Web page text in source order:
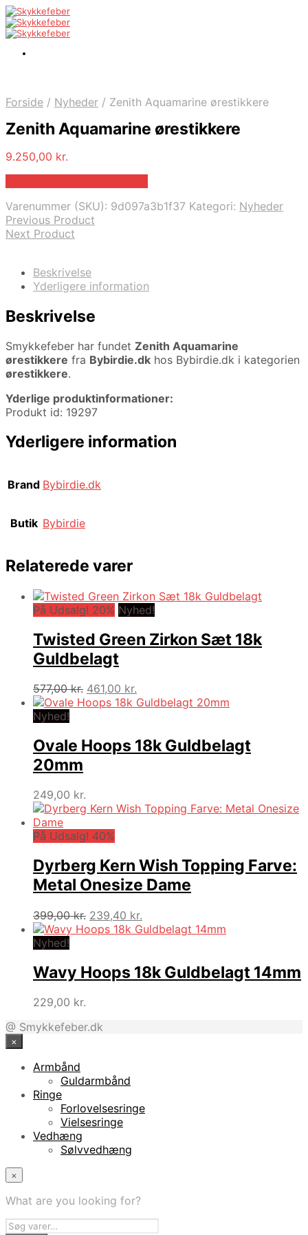
Forside / Nyheder / Zenith Aquamarine ørestikkere
Zenith Aquamarine ørestikkere
9.250,00 kr.
Varenummer (SKU): 9d097a3b1f37 Kategori: Nyheder
Previous Product
Next Product
Beskrivelse
Yderligere information
Beskrivelse
Smykkefeber har fundet Zenith Aquamarine
ørestikkere fra Bybirdie.dk hos Bybirdie.dk i kategorien
ørestikkere.
Yderlige produktinformationer:
Produkt id: 19297
Yderligere information
Brand Bybirdie.dk
Butik Bybirdie
Relaterede varer
På Udsalg! 20% Nyhed!
Twisted Green Zirkon Sæt 18k
Guldbelagt
577,00kr. Den
oprindelige
577,00 kr..
461,00 kr.
aktuelle
461,00 kr..
Nyhed!
Ovale Hoops 18k Guldbelagt
20mm
249,00 kr.
På Udsalg! 40%
Dyrberg Kern Wish Topping Farve:
Metal Onesize Dame
399,00kr. Den
oprindelige
399,00 kr..
239,40 kr.
aktuelle
239,40 kr..
Nyhed!
Wavy Hoops 18k Guldbelagt 14mm
229,00 kr.
@ Smykkefeber.dk
×
Armbånd
Guldarmbånd
Ringe
Forlovelsesringe
Vielsesringe
Vedhæng
Sølvvedhæng
×
What are you looking for?